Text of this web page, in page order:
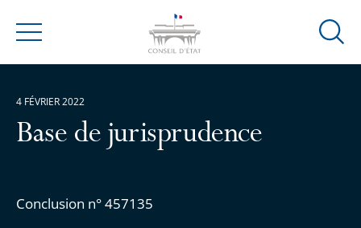
Menu
Ouvrir
Base de jurisprudence
Conclusion n° 457135
4 FÉVRIER 2022